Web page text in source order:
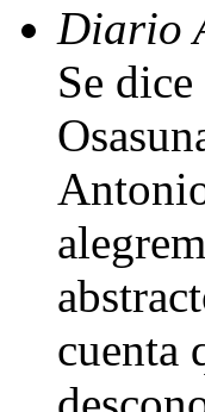
Diario
Se
cuenta